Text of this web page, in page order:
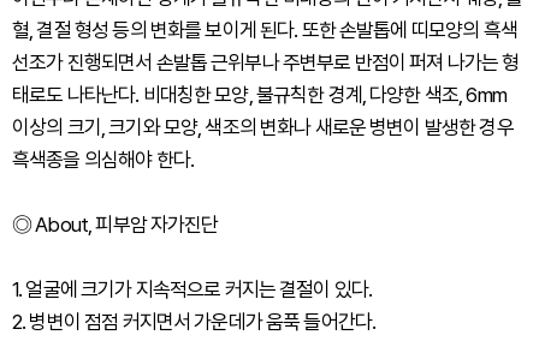
혈, 결절 형성 등의 변화를 보이게 된다. 또한 손발톱에 띠모양의 흑색
선조가 진행되면서 손발톱 근위부나 주변부로 반점이 퍼져 나가는 형
태로도 나타난다. 비대칭한 모양, 불규칙한 경계, 다양한 색조, 6mm
이상의 크기, 크기와 모양, 색조의 변화나 새로운 병변이 발생한 경우
흑색종을 의심해야 한다.
◎ About, 피부암 자가진단
1. 얼굴에 크기가 지속적으로 커지는 결절이 있다.
2. 병변이 점점 커지면서 가운데가 움푹 들어간다.